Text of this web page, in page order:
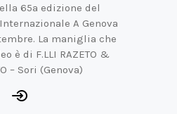
65a edizione del
A Genova
La maniglia che
è di F.LLI RAZETO &
– Sori (Genova)